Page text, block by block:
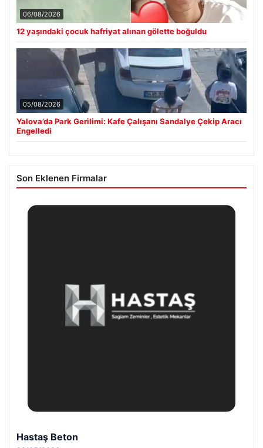
06/08/2026
12 yaşındaki çocuk hafriyat alınan gölette boğuldu
05/08/2026
Yalova’da Park Gerilimi: Kafe Çalışanı Sandalye Çekip Aracı
Engelledi
Son Eklenen Firmalar
Prenses Night Club